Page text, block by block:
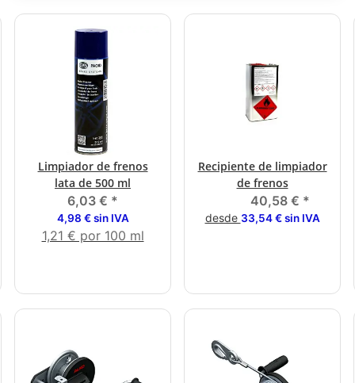
Limpiador de frenos
lata de 500 ml
6,03 € *
4,98 € sin IVA
1,21 € por 100 ml
Recipiente de limpiador
de frenos
desde
40,58 € *
33,54 € sin IVA